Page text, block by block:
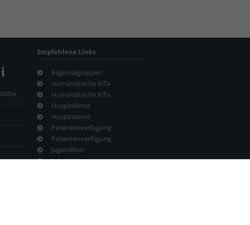
Empfohlene Links
Regionalgruppen
Humanistische KiTa
Humanistische KiTa
Hospizdienst
Hospizdienst
Patientenverfügung
Patientenverfügung
Jugendfeier
Jugendfeier